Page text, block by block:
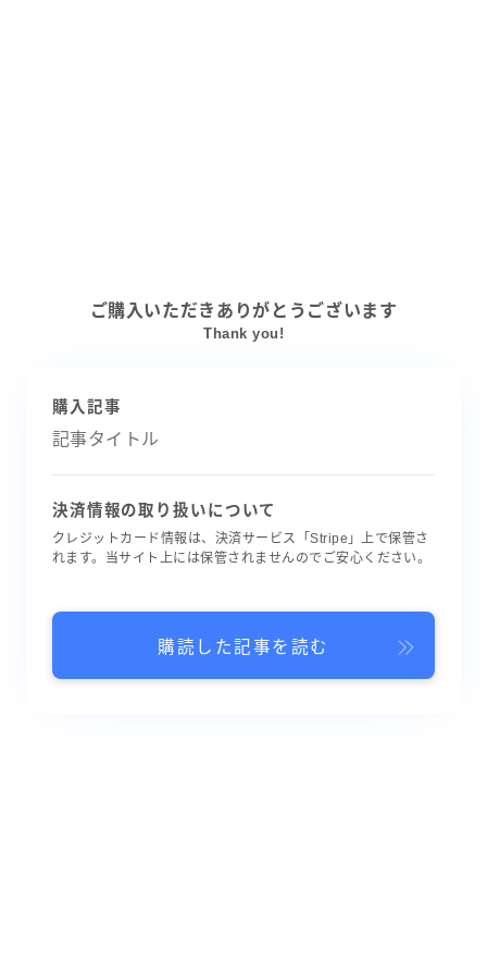
ご購入いただきありがとうございます
Thank you!
購入記事
記事タイトル
決済情報の取り扱いについて
クレジットカード情報は、決済サービス「Stripe」上で保管さ
れます。当サイト上には保管されませんのでご安心ください。
購読した記事を読む